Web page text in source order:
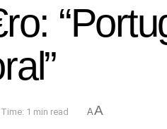
1 min read AA